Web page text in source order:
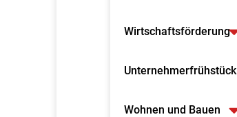
Wirtschaftsförderung
Unternehmerfrühstück
Wohnen und Bauen